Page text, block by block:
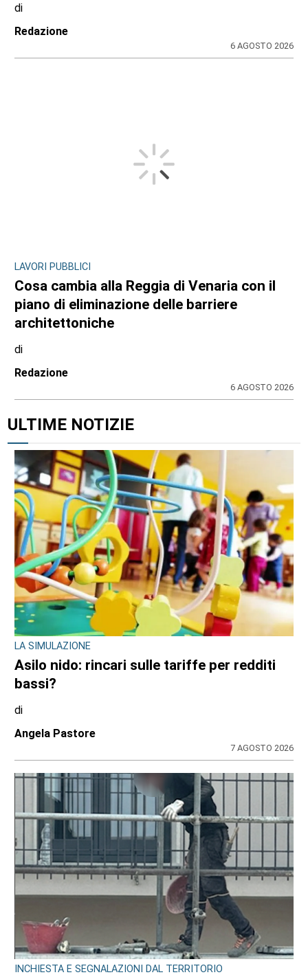
di
Redazione
6 AGOSTO 2026
LAVORI PUBBLICI
Cosa cambia alla Reggia di Venaria con il
piano di eliminazione delle barriere
architettoniche
di
Redazione
6 AGOSTO 2026
ULTIME NOTIZIE
LA SIMULAZIONE
Asilo nido: rincari sulle tariffe per redditi
bassi?
di
Angela Pastore
7 AGOSTO 2026
INCHIESTA E SEGNALAZIONI DAL TERRITORIO